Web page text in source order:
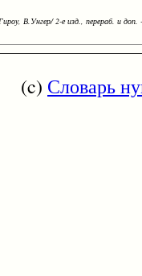
В.Унгер/ 2-е изд., перераб. и
(c) Словарь